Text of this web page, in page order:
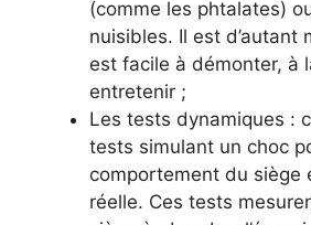
(comme les phtalates)
nuisibles. Il est d’autant
est facile à démonter, à
entretenir ;
Les tests dynamiques :
tests simulant un choc
comportement du siège
réelle. Ces tests